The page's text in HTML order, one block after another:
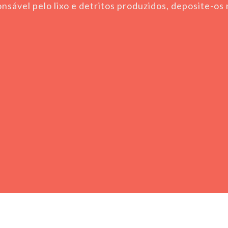
pelo lixo e detritos produzidos, deposite-os